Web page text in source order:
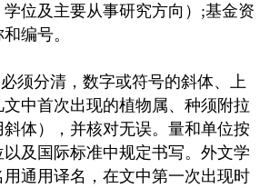
学位及主要从事研究方向）;基金资
编号。
须分清，数字或符号的斜体、上
中首次出现的植物属、种须附拉
体），并核对无误。量和单位按
及国际标准中规定书写。外文学
通用译名，在文中第一次出现时